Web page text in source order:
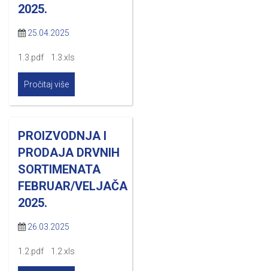
2025.
25.04.2025
1.3.pdf 1.3.xls
Pročitaj više
PROIZVODNJA I
PRODAJA DRVNIH
SORTIMENATA
FEBRUAR/VELJAČA
2025.
26.03.2025
1.2.pdf 1.2.xls